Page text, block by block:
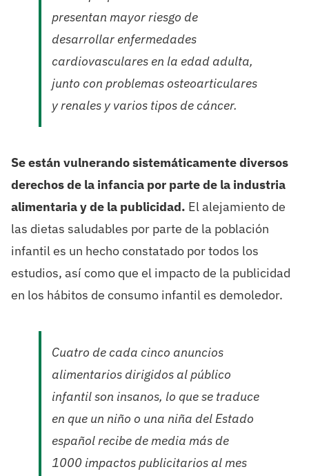
presentan mayor riesgo de
desarrollar enfermedades
cardiovasculares en la edad adulta,
junto con problemas osteoarticulares
y renales y varios tipos de cáncer.
Se están vulnerando sistemáticamente diversos
derechos de la infancia por parte de la industria
alimentaria y de la publicidad. El alejamiento de
las dietas saludables por parte de la población
infantil es un hecho constatado por todos los
estudios, así como que el impacto de la publicidad
en los hábitos de consumo infantil es demoledor.
Cuatro de cada cinco anuncios
alimentarios dirigidos al público
infantil son insanos, lo que se traduce
en que un niño o una niña del Estado
español recibe de media más de
1000 impactos publicitarios al mes